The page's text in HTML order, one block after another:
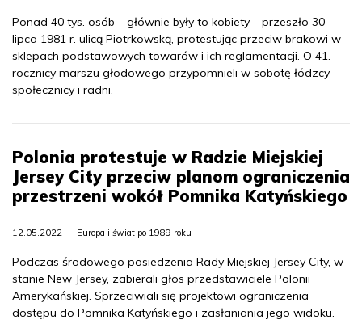
Ponad 40 tys. osób – głównie były to kobiety – przeszło 30
lipca 1981 r. ulicą Piotrkowską, protestując przeciw brakowi w
sklepach podstawowych towarów i ich reglamentacji. O 41.
rocznicy marszu głodowego przypomnieli w sobotę łódzcy
społecznicy i radni.
Polonia protestuje w Radzie Miejskiej
Jersey City przeciw planom ograniczenia
przestrzeni wokół Pomnika Katyńskiego
12.05.2022 Europa i świat po 1989 roku
Podczas środowego posiedzenia Rady Miejskiej Jersey City, w
stanie New Jersey, zabierali głos przedstawiciele Polonii
Amerykańskiej. Sprzeciwiali się projektowi ograniczenia
dostępu do Pomnika Katyńskiego i zasłaniania jego widoku.